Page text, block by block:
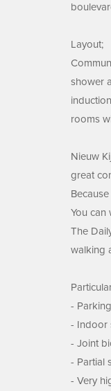
Layout;
shower
rooms
Nieuw
great
You can
The
walking
-
- Indoor
- Joint
- Partial
- Very